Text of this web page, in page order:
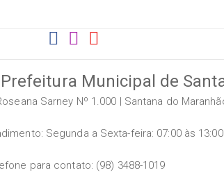
Municipal de
Sarney Nº 1.000 | Santana do
Segunda a Sexta-feira: 07:00 às 13:00
para contato: (98) 3488-1019